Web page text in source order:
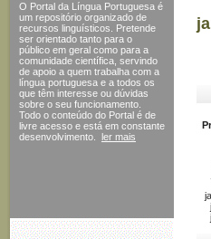
O Portal da Língua Portuguesa é
um repositório organizado de
recursos linguísticos. Pretende
ser orientado tanto para o
público em geral como para a
comunidade científica, servindo
de apoio a quem trabalha com a
língua portuguesa e a todos os
que têm interesse ou dúvidas
sobre o seu funcionamento.
Todo o conteúdo do Portal é de
livre acesso e está em constante
desenvolvimento.
ler mais